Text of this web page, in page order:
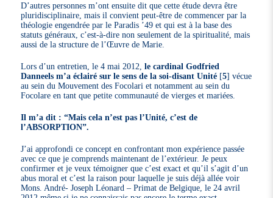
D’autres personnes m’ont ensuite dit que cette étude devra être
pluridisciplinaire, mais il convient peut-être de commencer par la
théologie engendrée par le Paradis ’49 et qui est à la base des
statuts généraux, c’est-à-dire non seulement de la spiritualité, mais
aussi de la structure de l’Œuvre de Marie.
Lors d’un entretien, le 4 mai 2012,le cardinal Godfried
Danneels m’a éclairé sur le sens de la soi-disant Unité [5] vécue
au sein du Mouvement des Focolari et notamment au sein du
Focolare en tant que petite communauté de vierges et mariées.
Il m’a dit : “Mais cela n’est pas l’Unité, c’est de
l’ABSORPTION”.
J’ai approfondi ce concept en confrontant mon expérience passée
avec ce que je comprends maintenant de l’extérieur. Je peux
confirmer et je veux témoigner que c’est exact et qu’il s’agit d’un
abus moral et c’est la raison pour laquelle je suis déjà allée voir
Mons. André- Joseph Léonard – Primat de Belgique, le 24 avril